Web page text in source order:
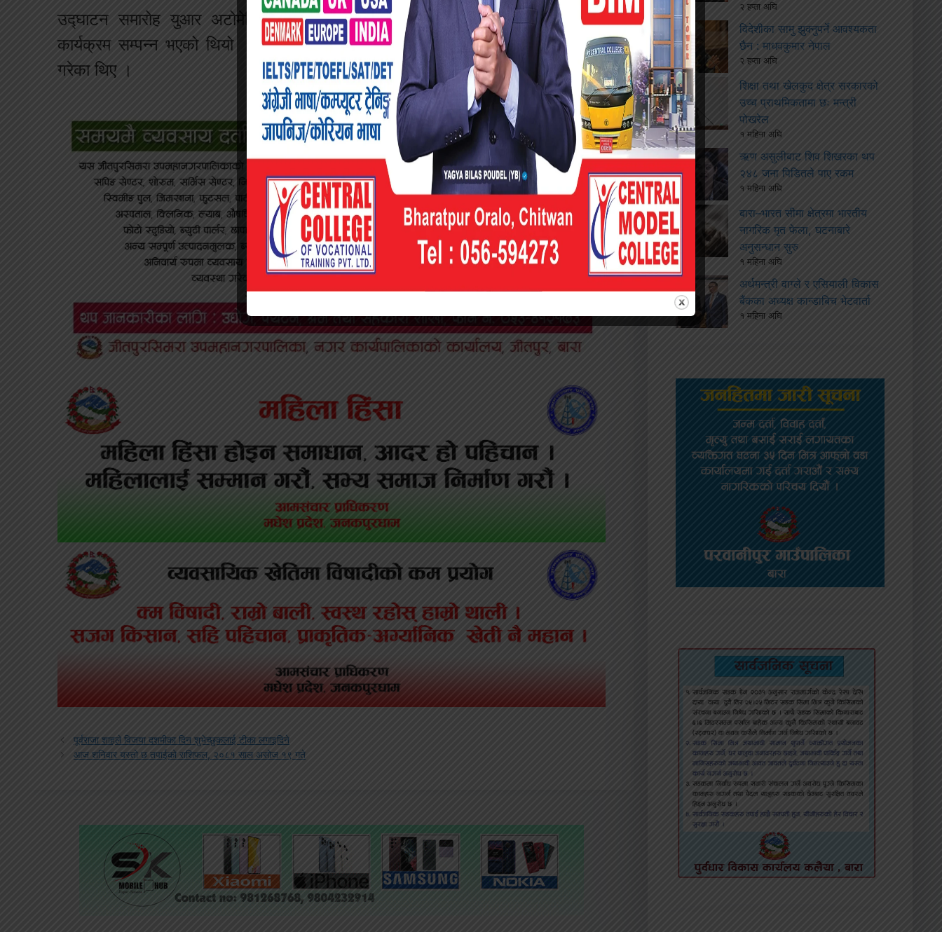
उद्घाटन समारोह युआर अटोमेटिक लण्ड्रीकी प्रवन्ध निर्देशक रिता कंडेलको अध्यक्षतामा
कार्यक्रम सम्पन्न भएको थियो । उद्घाटन समारोहको सहजीकरण संचारकर्मी प्रदीप गौतमले
गरेका थिए ।
पूर्वराजा शाहले विजया दशमीका दिन शुभेच्छुकलाई टीका लगाइदिने
आज शनिवार यस्तो छ तपाईको राशिफल, २०८१ साल असोज १९ गते
२ हप्ता अघि
विदेशीका सामु झुक्नुपर्ने आवश्यकता
छैन : माधवकुमार नेपाल
२ हप्ता अघि
शिक्षा तथा खेलकुद क्षेत्र सरकारको
उच्च प्राथमिकतामा छः मन्त्री
पोखरेल
१ महिना अघि
ऋण असुलीबाट शिव शिखरका थप
२४८ जना पिडितले पाए रकम
१ महिना अघि
बारा–भारत सीमा क्षेत्रमा भारतीय
नागरिक मृत फेला, घटनाबारे
अनुसन्धान सुरु
१ महिना अघि
अर्थमन्त्री वाग्ले र एसियाली विकास
बैंकका अध्यक्ष कान्डाबिच भेटवार्ता
१ महिना अघि